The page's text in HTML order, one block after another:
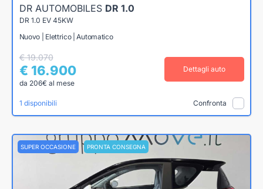
DR AUTOMOBILES DR 1.0
DR 1.0 EV 45KW
Nuovo | Elettrico | Automatico
€ 19.070
€ 16.900
da 206€ al mese
Dettagli auto
1 disponibili Confronta
SUPER OCCASIONE PRONTA CONSEGNA